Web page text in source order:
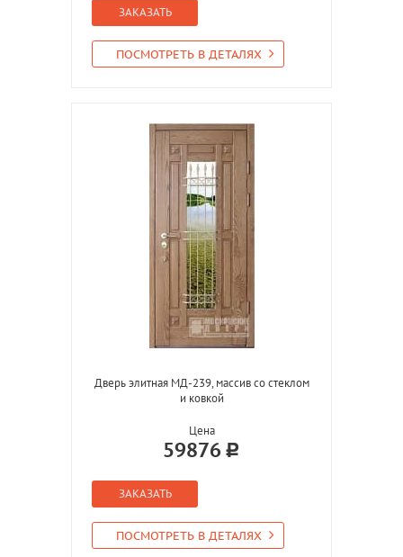
ЗАКАЗАТЬ
ПОСМОТРЕТЬ В ДЕТАЛЯХ
Дверь элитная МД-239, массив со стеклом
и ковкой
Цена
59876
ЗАКАЗАТЬ
ПОСМОТРЕТЬ В ДЕТАЛЯХ